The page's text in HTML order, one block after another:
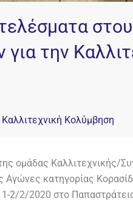
την
Καλλιτεχνική Κολύμβηση
ομάδας
Αγώνες κατηγορίας
2/2/2020 στο